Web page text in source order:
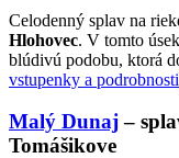
Celodenný splav na
Hlohovec. V tomto
blúdivú podobu, ktorá
vstupenky a podrobnosti
Malý Dunaj –
Tomášikove